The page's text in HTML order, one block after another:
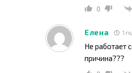
0
Елена 1
Не работает
причина???